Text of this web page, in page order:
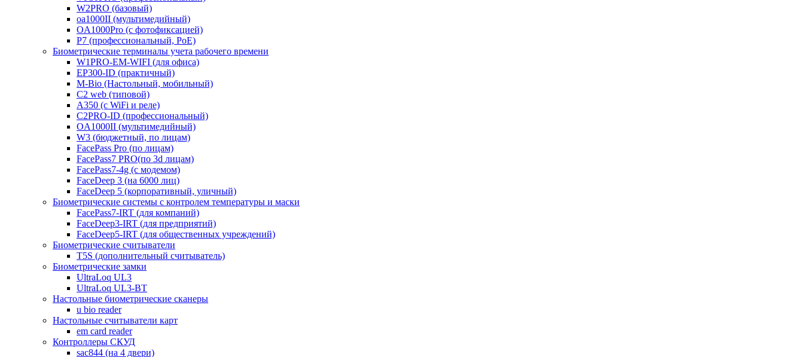
W2PRO (базовый)
oa1000II (мультимедийный)
OA1000Pro (с фотофиксацией)
P7 (профессиональный, PoE)
Биометрические терминалы учета рабочего времени
W1PRO-EM-WIFI (для офиса)
EP300-ID (практичный)
M-Bio (Настольный, мобильный)
С2 web (типовой)
A350 (с WiFi и реле)
C2PRO-ID (профессиональный)
OA1000II (мультимедийный)
W3 (бюджетный, по лицам)
FacePass Pro (по лицам)
FacePass7 PRO(по 3d лицам)
FacePass7-4g (с модемом)
FaceDeep 3 (на 6000 лиц)
FaceDeep 5 (корпоративный, уличный)
Биометрические системы с контролем температуры и маски
FacePass7-IRT (для компаний)
FaceDeep3-IRT (для предприятий)
FaceDeep5-IRT (для общественных учреждений)
Биометрические считыватели
T5S (дополнительный считыватель)
Биометрические замки
UltraLoq UL3
UltraLoq UL3-BT
Настольные биометрические сканеры
u bio reader
Настольные считыватели карт
em card reader
Контроллеры СКУД
sac844 (на 4 двери)